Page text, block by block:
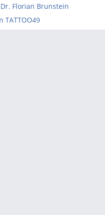
Florian Brunstein
TATTOO49